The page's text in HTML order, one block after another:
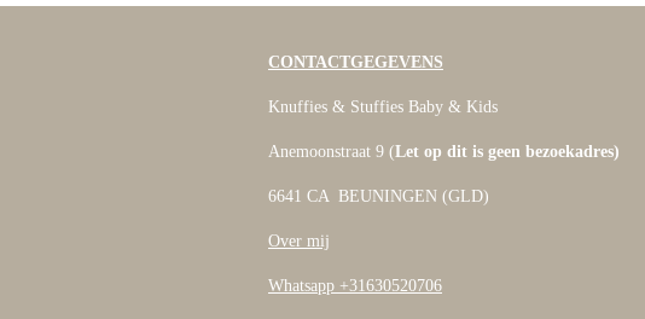
CONTACTGEGEVENS
Knuffies & Stuffies Baby & Kids
Anemoonstraat 9 (Let op dit is geen bezoekadres)
6641 CA BEUNINGEN (GLD)
Over mij
Whatsapp +31630520706